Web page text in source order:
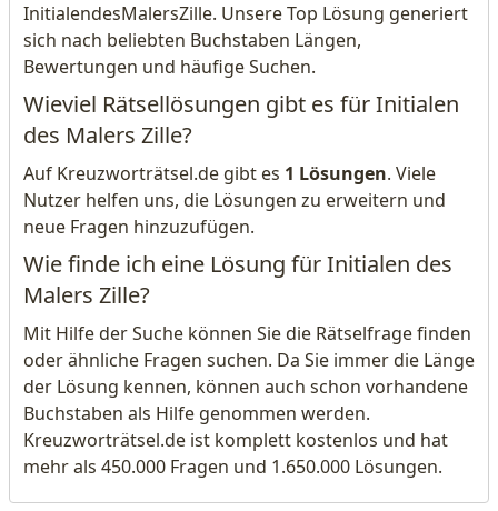
InitialendesMalersZille. Unsere Top Lösung generiert
sich nach beliebten Buchstaben Längen,
Bewertungen und häufige Suchen.
Wieviel Rätsellösungen gibt es für Initialen
des Malers Zille?
Auf Kreuzworträtsel.de gibt es 1 Lösungen. Viele
Nutzer helfen uns, die Lösungen zu erweitern und
neue Fragen hinzuzufügen.
Wie finde ich eine Lösung für Initialen des
Malers Zille?
Mit Hilfe der Suche können Sie die Rätselfrage finden
oder ähnliche Fragen suchen. Da Sie immer die Länge
der Lösung kennen, können auch schon vorhandene
Buchstaben als Hilfe genommen werden.
Kreuzworträtsel.de ist komplett kostenlos und hat
mehr als 450.000 Fragen und 1.650.000 Lösungen.